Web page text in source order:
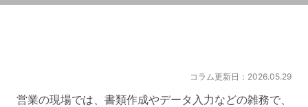
コラム更新日：2026.05.29
営業の現場では、書類作成やデータ入力などの雑務で、